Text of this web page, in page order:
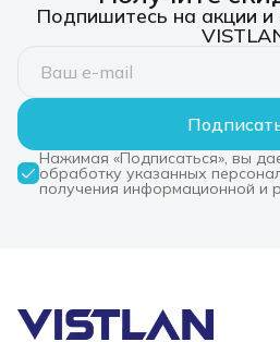
Подпишитесь на акции и
Нажимая «Подписаться», вы
обработку указанных
получения информационной и